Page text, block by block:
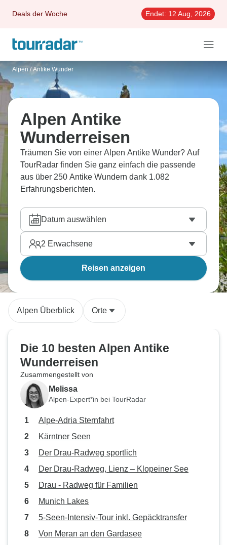
Deals der Woche Endet: 12 Aug, 2026
Alpen / Antike Wunder
Alpen Antike
Wunderreisen
Träumen Sie von einer Alpen Antike Wunder? Auf
TourRadar finden Sie ganz einfach die passende
aus über 250 Antike Wundern dank 1.082
Erfahrungsberichten.
Datum auswählen
2 Erwachsene
Reisen anzeigen
Alpen Überblick Orte
Die 10 besten Alpen Antike
Wunderreisen
Zusammengestellt von
Melissa
Alpen-Expert*in bei TourRadar
Alpe-Adria Sternfahrt
Kärntner Seen
Der Drau-Radweg sportlich
Der Drau-Radweg, Lienz – Klopeiner See
Drau - Radweg für Familien
Munich Lakes
5-Seen-Intensiv-Tour inkl. Gepäcktransfer
Von Meran an den Gardasee